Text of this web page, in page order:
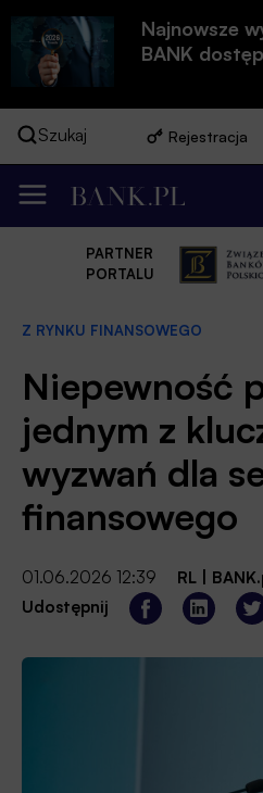
Najnowsze
BANK
Szukaj Rejestracja
PARTNER
PORTALU
Z RYNKU FINANSOWEGO
Niepewność
jednym z
wyzwań dla
finansowego
01.06.2026 12:39 RL
Udostępnij